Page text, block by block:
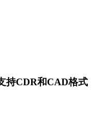
持CDR和CAD格式